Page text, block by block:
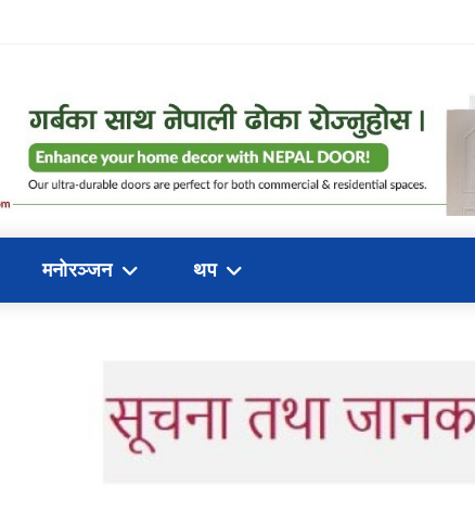
मनोरञ्जन थप